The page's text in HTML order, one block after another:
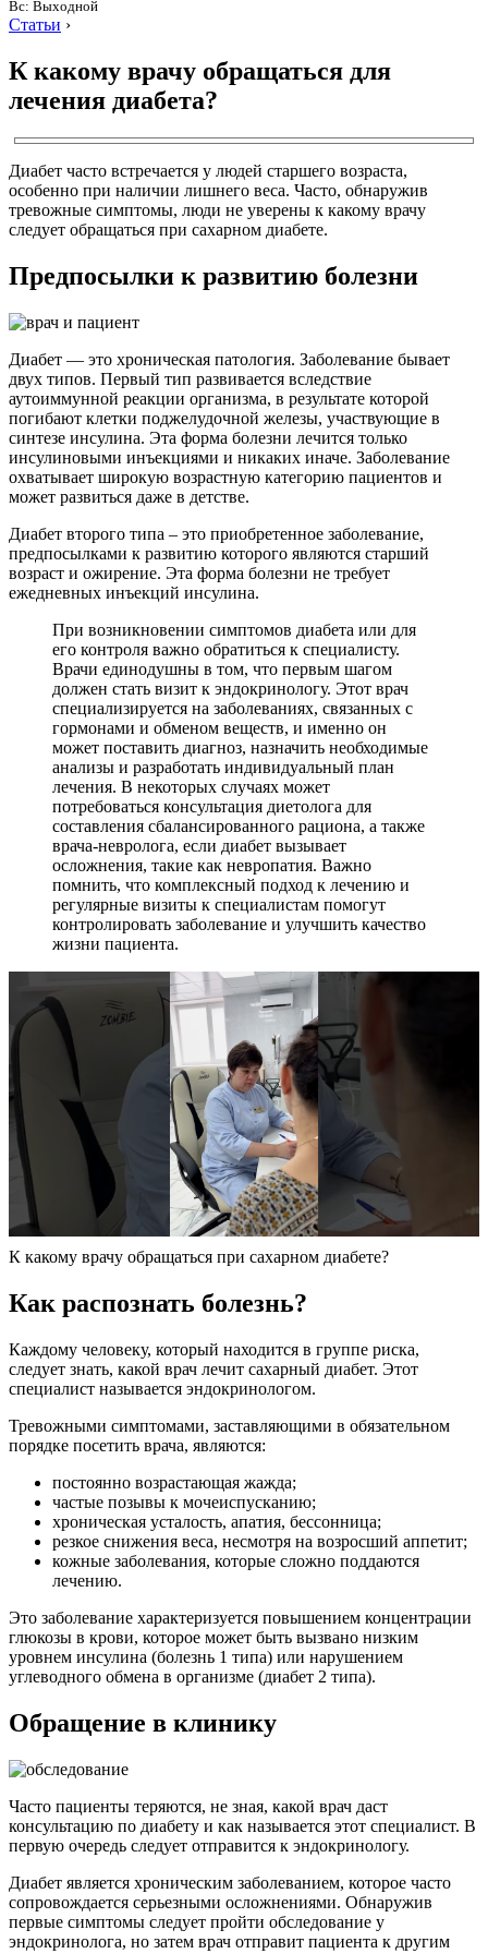
Вс: Выходной
Статьи ›
К какому врачу обращаться для
лечения диабета?
Диабет часто встречается у людей старшего возраста,
особенно при наличии лишнего веса. Часто, обнаружив
тревожные симптомы, люди не уверены к какому врачу
следует обращаться при сахарном диабете.
Предпосылки к развитию болезни
Диабет — это хроническая патология. Заболевание бывает
двух типов. Первый тип развивается вследствие
аутоиммунной реакции организма, в результате которой
погибают клетки поджелудочной железы, участвующие в
синтезе инсулина. Эта форма болезни лечится только
инсулиновыми инъекциями и никаких иначе. Заболевание
охватывает широкую возрастную категорию пациентов и
может развиться даже в детстве.
Диабет второго типа – это приобретенное заболевание,
предпосылками к развитию которого являются старший
возраст и ожирение. Эта форма болезни не требует
ежедневных инъекций инсулина.
При возникновении симптомов диабета или для
его контроля важно обратиться к специалисту.
Врачи единодушны в том, что первым шагом
должен стать визит к эндокринологу. Этот врач
специализируется на заболеваниях, связанных с
гормонами и обменом веществ, и именно он
может поставить диагноз, назначить необходимые
анализы и разработать индивидуальный план
лечения. В некоторых случаях может
потребоваться консультация диетолога для
составления сбалансированного рациона, а также
врача-невролога, если диабет вызывает
осложнения, такие как невропатия. Важно
помнить, что комплексный подход к лечению и
регулярные визиты к специалистам помогут
контролировать заболевание и улучшить качество
жизни пациента.
К какому врачу обращаться при сахарном диабете?
Как распознать болезнь?
Каждому человеку, который находится в группе риска,
следует знать, какой врач лечит сахарный диабет. Этот
специалист называется эндокринологом.
Тревожными симптомами, заставляющими в обязательном
порядке посетить врача, являются:
постоянно возрастающая жажда;
частые позывы к мочеиспусканию;
хроническая усталость, апатия, бессонница;
резкое снижения веса, несмотря на возросший аппетит;
кожные заболевания, которые сложно поддаются
лечению.
Это заболевание характеризуется повышением концентрации
глюкозы в крови, которое может быть вызвано низким
уровнем инсулина (болезнь 1 типа) или нарушением
углеводного обмена в организме (диабет 2 типа).
Обращение в клинику
Часто пациенты теряются, не зная, какой врач даст
консультацию по диабету и как называется этот специалист. В
первую очередь следует отправится к эндокринологу.
Диабет является хроническим заболеванием, которое часто
сопровождается серьезными осложнениями. Обнаружив
первые симптомы следует пройти обследование у
эндокринолога, но затем врач отправит пациента к другим